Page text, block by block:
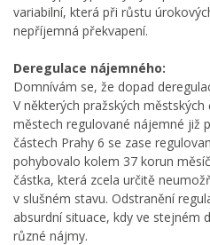
variabilní, která při růstu
nepříjemná překvapení.
Deregulace nájemného:
Domnívám se, že dopad
V některých pražských
městech regulované nájemné již
částech Prahy 6 se zase
pohybovalo kolem 37 korun
částka, která zcela určitě
v slušném stavu. Odstranění
absurdní situace, kdy ve stejném
různé nájmy.